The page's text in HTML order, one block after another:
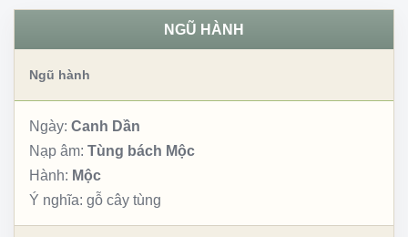
NGŨ HÀNH
Ngũ hành
Ngày: Canh Dần
Nạp âm: Tùng bách Mộc
Hành: Mộc
Ý nghĩa: gỗ cây tùng